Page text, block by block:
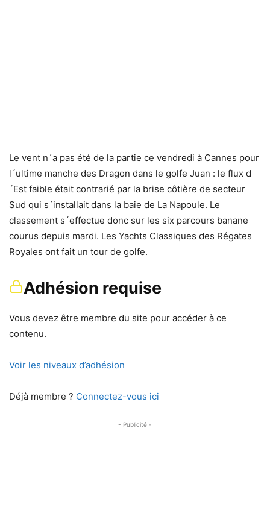
Le vent n´a pas été de la partie ce vendredi à Cannes pour
l´ultime manche des Dragon dans le golfe Juan : le flux d
´Est faible était contrarié par la brise côtière de secteur
Sud qui s´installait dans la baie de La Napoule. Le
classement s´effectue donc sur les six parcours banane
courus depuis mardi. Les Yachts Classiques des Régates
Royales ont fait un tour de golfe.
Adhésion requise
Vous devez être membre du site pour accéder à ce
contenu.
Voir les niveaux d’adhésion
Déjà membre ? Connectez-vous ici
- Publicité -